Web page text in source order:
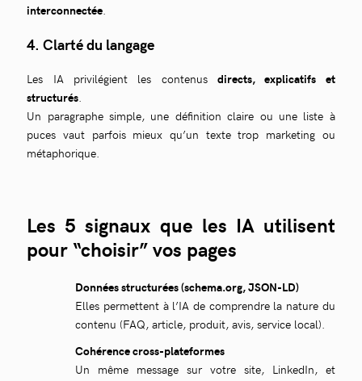
interconnectée
4️. Clarté du langage
Les IA privilégient les contenus directs, explicatifs et
structurés
Un paragraphe simple, une définition claire ou une liste à
puces vaut parfois mieux qu’un texte trop marketing ou
métaphorique.
Les 5 signaux que les IA utilisent
pour “choisir” vos pages
Données structurées (schema.org, JSON-LD)
Elles permettent à l’IA de comprendre la nature du
contenu (FAQ, article, produit, avis, service local).
Cohérence cross-plateformes
Un même message sur votre site, LinkedIn, et